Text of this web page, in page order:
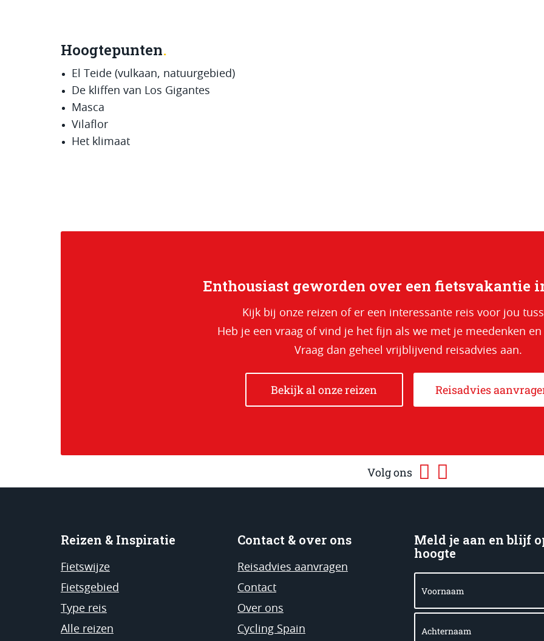
Hoogtepunten
El Teide (vulkaan, natuurgebied)
De kliffen van Los Gigantes
Masca
Vilaflor
Het klimaat
Enthousiast geworden over een fietsvakantie
Kijk bij onze reizen of er een interessante reis voor jou
Heb je een vraag of vind je het fijn als we met je meedenken en
Vraag dan geheel vrijblijvend reisadvies aan.
Bekijk al onze reizen Reisadvies
Volg ons
Reizen & Inspiratie
Fietswijze
Fietsgebied
Type reis
Alle reizen
Contact & over ons
Reisadvies aanvragen
Contact
Over ons
Cycling Spain
Meld je aan en blijf
hoogte